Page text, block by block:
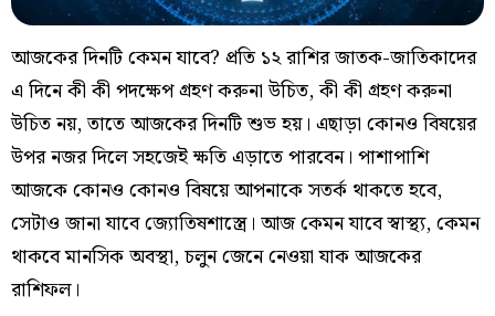
আজকের দিনটি কেমন যাবে? প্রতি ১২ রাশির জাতক-জাতিকাদের
এ দিনে কী কী পদক্ষেপ গ্রহণ করুনা উচিত, কী কী গ্রহণ করুনা
উচিত নয়, তাতে আজকের দিনটি শুভ হয়। এছাড়া কোনও বিষয়ের
উপর নজর দিলে সহজেই ক্ষতি এড়াতে পারবেন। পাশাপাশি
আজকে কোনও কোনও বিষয়ে আপনাকে সতর্ক থাকতে হবে,
সেটাও জানা যাবে জ্যোতিষশাস্ত্রে। আজ কেমন যাবে স্বাস্থ্য, কেমন
থাকবে মানসিক অবস্থা, চলুন জেনে নেওয়া যাক আজকের
রাশিফল।